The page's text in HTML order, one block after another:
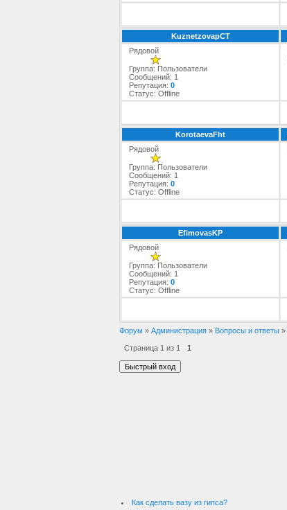
KuznetzovapCT
Рядовой
Группа: Пользователи
Сообщений: 1
Репутация: 0
Статус: Offline
KorotaevaFht
Рядовой
Группа: Пользователи
Сообщений: 1
Репутация: 0
Статус: Offline
EfimovasKP
Рядовой
Группа: Пользователи
Сообщений: 1
Репутация: 0
Статус: Offline
Форум » Администрация » Вопросы и ответы »
Страница 1 из 1 1
Как сделать вазу из гипса?